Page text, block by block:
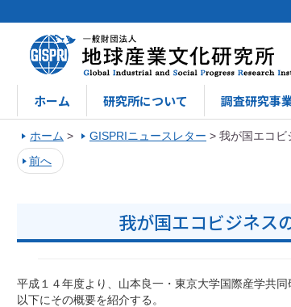
ホーム 研究所について 調査研究事
ホーム > GISPRIニュースレター > 我が国エコビ
前へ
我が国エコビジネス
平成１４年度より、山本良一・東京大学国際産学共
以下にその概要を紹介する。